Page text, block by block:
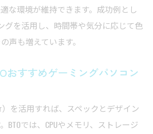
な環境が維持できます。成功例とし
グを活用し、時間帯や気分に応じて色
声も増えています。
おすすめゲーミングパソコン
）を活用すれば、スペックとデザイン
BTOでは、CPUやメモリ、ストレージ